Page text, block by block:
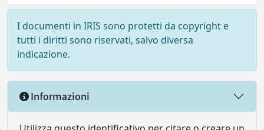
I documenti in IRIS sono protetti da copyright e
tutti i diritti sono riservati, salvo diversa
indicazione.
Informazioni